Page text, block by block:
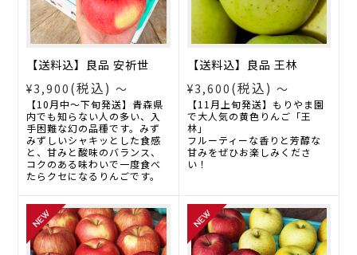
【送料込】良品 安祈世
¥3,900 (税込) ～
【10月中～下旬発送】青森県
内でも知らない人の多い、入
手困難な幻の品種です。みず
みずしいシャキッとした食感
と、甘みと酸味のバランス、
コクのある味わいで一度食べ
たらクセになるりんごです。
【送料込】良品 王林
¥3,600 (税込) ～
【11月上旬発送】もりやま園
で大人気の黄色りんご「王
林」
フルーティーな香りと芳醇な
甘みをぜひお楽しみくださ
い！